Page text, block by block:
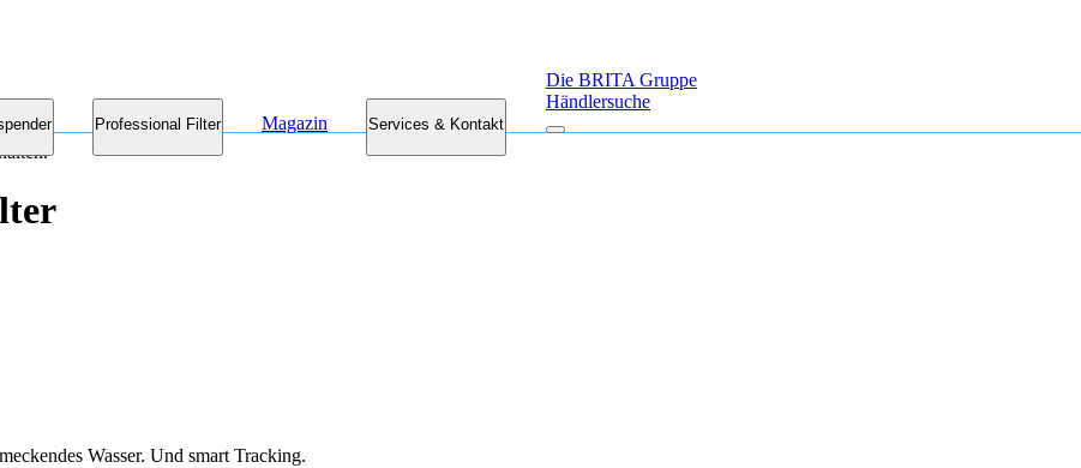
Professional Filter Magazin Services & Kontakt
Die BRITA Gruppe
Händlersuche
Wasser. Und smart Tracking.